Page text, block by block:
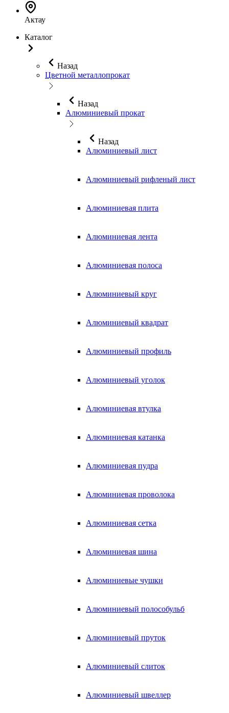
Актау
Каталог
Назад
Цветной металлопрокат
Назад
Алюминиевый прокат
Назад
Алюминиевый лист
Алюминиевый рифленый лист
Алюминиевая плита
Алюминиевая лента
Алюминиевая полоса
Алюминиевый круг
Алюминиевый квадрат
Алюминиевый профиль
Алюминиевый уголок
Алюминиевая втулка
Алюминиевая катанка
Алюминиевая пудра
Алюминиевая проволока
Алюминиевая сетка
Алюминиевая шина
Алюминиевые чушки
Алюминиевый полособульб
Алюминиевый пруток
Алюминиевый слиток
Алюминиевый швеллер